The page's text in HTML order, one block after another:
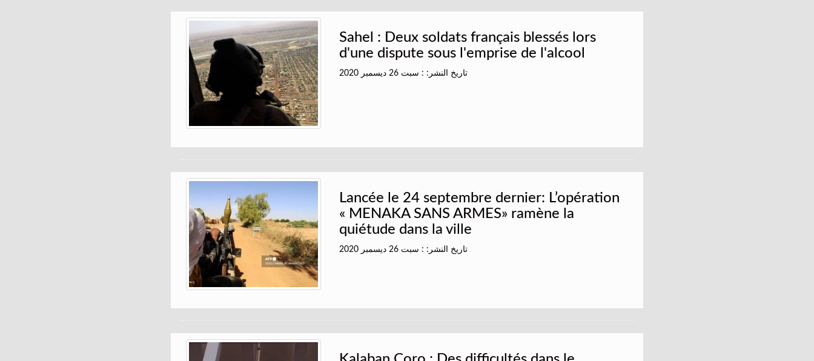
Sahel : Deux soldats français blessés lors
d'une dispute sous l'emprise de l'alcool
تاريخ النشر: : سبت 26 ديسمبر 2020
Lancée le 24 septembre dernier: L’opération
« MENAKA SANS ARMES» ramène la
quiétude dans la ville
تاريخ النشر: : سبت 26 ديسمبر 2020